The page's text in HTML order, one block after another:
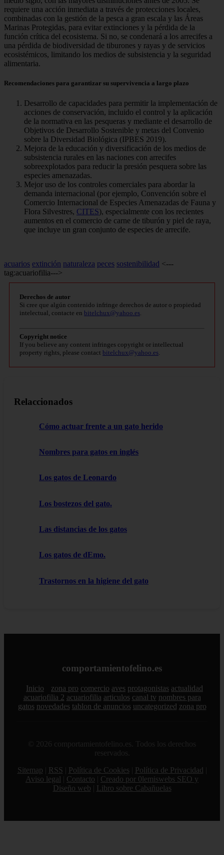
requiere una acción inmediata a través de protecciones locales,
combinadas con la gestión de la pesca a gran escala y las Áreas
Marinas Protegidas, para evitar extinciones y la pérdida de la
función crítica del ecosistema. Si no, se condenará a los arrecifes a
una pérdida de biodiversidad de tiburones y rayas y de servicios
ecosistémicos, limitando los medios de subsistencia y la seguridad
alimentaria.
Recomendaciones para garantizar su supervivencia a largo plazo
Desarrollo de capacidades para permitir la implementación de
acciones de conservación, incluido el control y la aplicación
de la normativa en las pesqueras y mediante el desarrollo de
Objetivos de Desarrollo Sostenible y metas del Convenio
sobre la Diversidad Biológica (IPBES 2019).
Mejora de la educación y diversificación de los medios de
subsistencia rurales en las naciones con arrecifes
sobreexplotados para reducir la presión pesquera sobre las
especies amenazadas.
Mejor uso de los controles comerciales para abordar la
demanda internacional (por ejemplo, Convención sobre el
Comercio Internacional de Especies Amenazadas de Fauna y
Flora Silvestres, CITES), especialmente con los recientes
aumentos en el comercio de carne de tiburón y piel de raya,
que incluye un gran conjunto de especies de arrecife.
acuarios extinción naturaleza peces sostenibilidad <---
tag:acuariofilia--->
Derechos de autor
Si cree que algún contenido infringe derechos de autor o propiedad
intelectual, contacte en bitelchux@yahoo.es
Copyright notice
If you believe any content infringes copyright or intellectual
property rights, please contact bitelchux@yahoo.es
Relaccionados
Cómo actuar frente a un gato herido
Nombres para gatos en inglés
Los gatos de Leonardo
Los bostezos del gato.
Las distancias de los gatos
Los gatos de dEmo.
Trastornos en la higiene del gato
comportamientofelino.es
Inicio zona pro comercio aves protagonistas actualidad
acuariofilia 2 acuariofilia articulos canal tv nombres para
gatos novedades tablon de anuncios uncategorized zona pro
© 2026 comportamientofelino.es. Todos los derechos
reservados.
Sitemap
RSS Política de Cookies Política de Privacidad
Aviso legal
Contacto
Creado por 0lemiswebs SEO y
Diseño web
Libro sobre Cabañuelas